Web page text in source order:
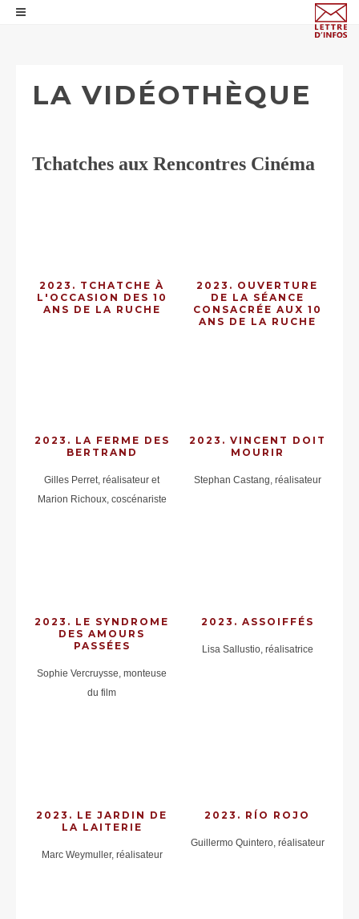
LA VIDÉOTHÈQUE
Tchatches aux Rencontres Cinéma
2023. TCHATCHE À
L'OCCASION DES 10
ANS DE LA RUCHE
2023. OUVERTURE
DE LA SÉANCE
CONSACRÉE AUX 10
ANS DE LA RUCHE
2023. LA FERME DES
BERTRAND
Gilles Perret, réalisateur et
Marion Richoux, coscénariste
2023. VINCENT DOIT
MOURIR
Stephan Castang, réalisateur
2023. LE SYNDROME
DES AMOURS
PASSÉES
Sophie Vercruysse, monteuse
du film
2023. ASSOIFFÉS
Lisa Sallustio, réalisatrice
2023. LE JARDIN DE
LA LAITERIE
Marc Weymuller, réalisateur
2023. RÍO ROJO
Guillermo Quintero, réalisateur